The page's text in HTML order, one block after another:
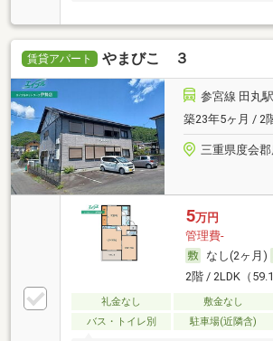
賃貸アパート やまびこ ３
参宮線 田丸
築23年5ヶ月 / 2
三重県度会
5万円
管理費-
なし(2ヶ月)
2階 / 2LDK（
礼金なし 敷金なし
バス・トイレ別
駐車場(近隣含)